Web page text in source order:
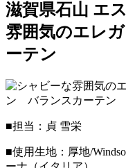
滋賀県石山 エ
雰囲気のエレ
ーテン
■担当：貞 雪栄
■使用生地：厚地/